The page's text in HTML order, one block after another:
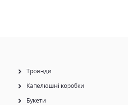
Троянди
Капелюшні коробки
Букети